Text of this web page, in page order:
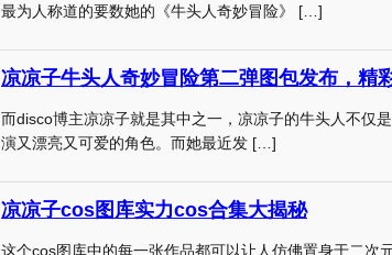
最为人称道的要数她的《牛头人奇妙冒险》 […]
凉凉子牛头人奇妙冒险第二弹图包发布，精
而disco博主凉凉子就是其中之一，凉凉子的牛头人不仅
演又漂亮又可爱的角色。而她最近发 […]
凉凉子cos图库实力cos合集大揭秘
这个cos图库中的每一张作品都可以让人仿佛置身于二次